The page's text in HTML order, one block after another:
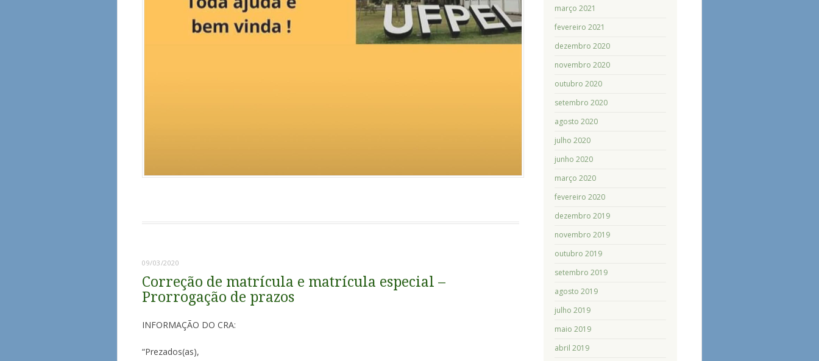
09/03/2020
Correção de matrícula e matrícula especial –
Prorrogação de prazos
INFORMAÇÃO DO CRA:
“Prezados(as),
março 2021
fevereiro 2021
dezembro 2020
novembro 2020
outubro 2020
setembro 2020
agosto 2020
julho 2020
junho 2020
março 2020
fevereiro 2020
dezembro 2019
novembro 2019
outubro 2019
setembro 2019
agosto 2019
julho 2019
maio 2019
abril 2019